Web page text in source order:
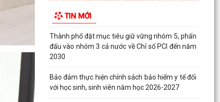
TIN MỚI
năm 2026
Thành phố đặt mục tiêu giữ vững nhóm 5, phấn
đấu vào nhóm 3 cả nước về Chỉ số PCI đến năm
2030
Bảo đảm thực hiện chính sách bảo hiểm y tế đối
với học sinh, sinh viên năm học 2026-2027